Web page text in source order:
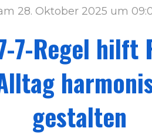
28. Oktober 2025 um
7-Regel hilft
gestalten